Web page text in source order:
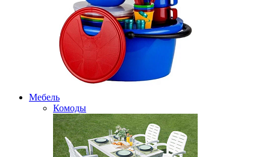
Мебель
Комоды